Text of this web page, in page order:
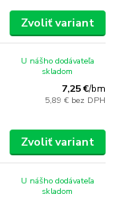
Zvoliť variant
7,25 €/bm
5,89 € bez DPH
U nášho dodávateľa
skladom
Zvoliť variant
U nášho dodávateľa
skladom